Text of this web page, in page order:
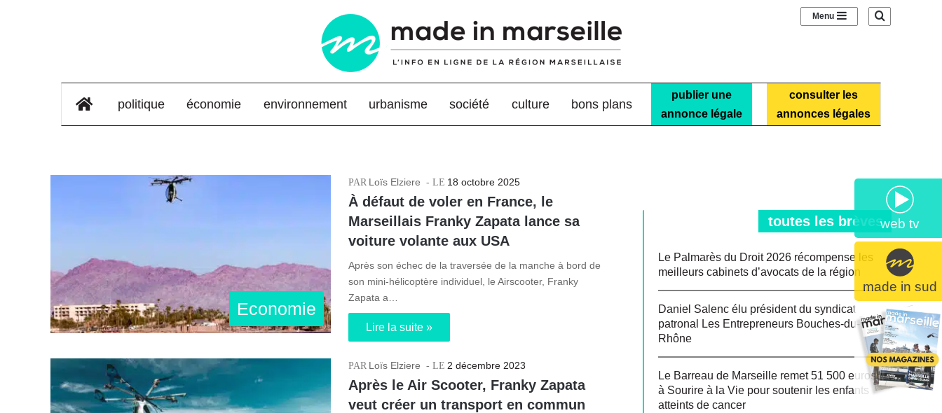
web tv
made in sud
Sidebar (barre
élément de menu
politique économie environnement urbanisme société culture bons plans
publier une
annonce légale
consulter les
annonces légales
Economie
Loïs Elziere 18 octobre 2025
À défaut de voler en France, le
Marseillais Franky Zapata lance sa
voiture volante aux USA
Après son échec de la traversée de la manche à bord de
son mini-hélicoptère individuel, le Airscooter, Franky
Zapata a…
Lire la suite »
Loïs Elziere 2 décembre 2023
Après le Air Scooter, Franky Zapata
veut créer un transport en commun
toutes les brèves
Le Palmarès du Droit 2026 récompense les
meilleurs cabinets d’avocats de la région
Daniel Salenc élu président du syndicat
patronal Les Entrepreneurs Bouches-du-
Rhône
Le Barreau de Marseille remet 51 500 euros
à Sourire à la Vie pour soutenir les enfants
atteints de cancer